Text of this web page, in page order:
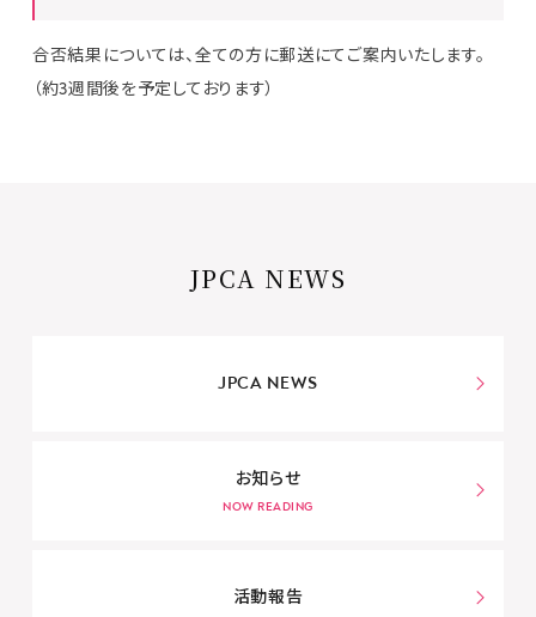
合否結果については、全ての方に郵送にてご案内いたします。
（約3週間後を予定しております）
JPCA NEWS
JPCA NEWS
お知らせ
活動報告